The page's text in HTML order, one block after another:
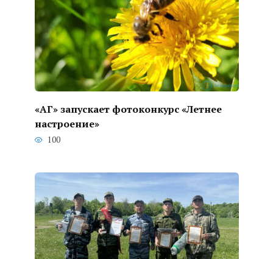
«АГ» запускает фотоконкурс «Летнее
настроение»
100